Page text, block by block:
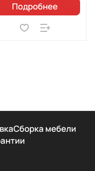
Подробнее
Сборка мебели